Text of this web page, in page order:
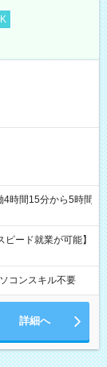
ード就業が可能】
コンスキル不要
詳細へ